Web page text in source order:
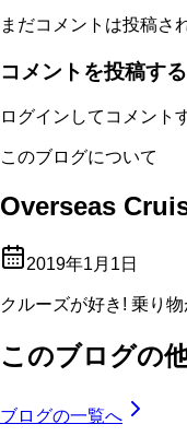
まだコメントは投稿さ
コメントを投稿する
ログインしてコメント
このブログについて
Overseas
2019年1月1日
クルーズが好き! 乗り
このブログの
ブログの一覧へ